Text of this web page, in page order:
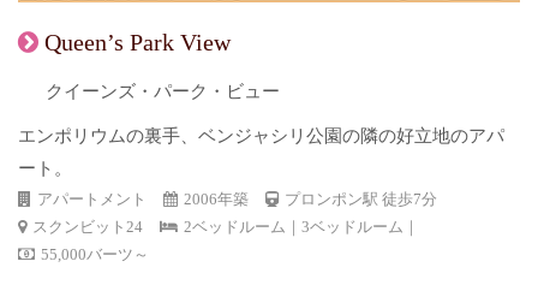
Queen’s Park View
クイーンズ・パーク・ビュー
エンポリウムの裏手、ベンジャシリ公園の隣の好立地のアパ
ート。
アパートメント 2006年築
プロンポン駅 徒歩7分
スクンビット24
2ベッドルーム｜3ベッドルーム｜
55,000バーツ～